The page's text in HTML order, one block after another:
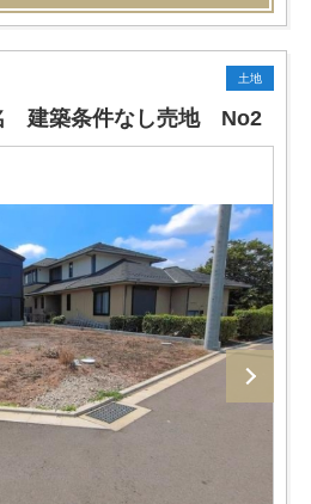
土地
建築条件なし売地 No2